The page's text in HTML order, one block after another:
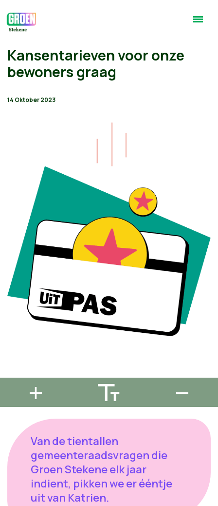
Kansentarieven voor onze
bewoners graag
14 Oktober 2023
Van de tientallen
gemeenteraadsvragen die
Groen Stekene elk jaar
indient, pikken we er ééntje
uit van Katrien.